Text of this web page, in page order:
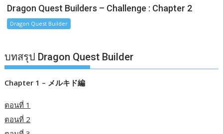
Dragon Quest Builders – Challenge : Chapter 2
Dragon Quest Builder
บทสรุป Dragon Quest Builder
Chapter 1 – メルキド編
ตอนที่ 1
ตอนที่ 2